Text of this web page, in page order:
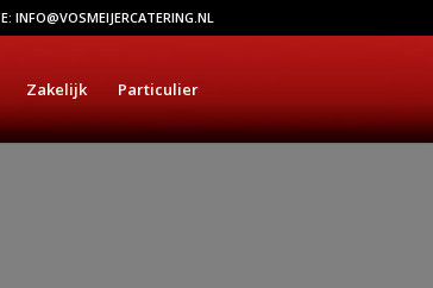
E: INFO@VOSMEIJERCATERING.NL
Zakelijk Particulier